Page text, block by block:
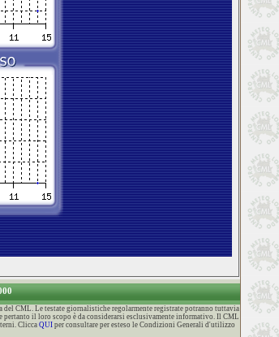
CML. Le testate giornalistiche regolarmente registrate potranno tuttavia
il loro scopo è da considerarsi esclusivamente informativo. Il CML
Clicca QUIper consultare per esteso le Condizioni Generali d'utilizzo